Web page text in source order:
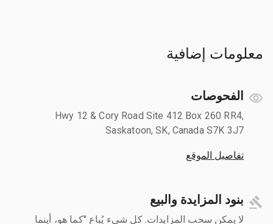
معلومات إضافية
الفحوصات
Hwy 12 & Cory Road Site 412 Box 260 RR4,
Saskatoon, SK, Canada S7K 3J7
تفاصيل الموقع
بنود المزايدة والبيع
لا يمكن سحب المزايدات. كل شيء يُباع "كما هو، أينما